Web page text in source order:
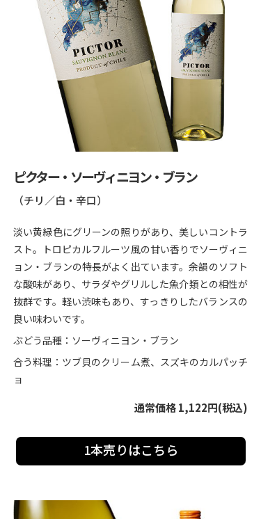
ピクター・ソーヴィニヨン・ブラン
（チリ／白・辛口）
淡い黄緑色にグリーンの照りがあり、美しいコントラ
スト。トロピカルフルーツ風の甘い香りでソーヴィニ
ョン・ブランの特長がよく出ています。余韻のソフト
な酸味があり、サラダやグリルした魚介類との相性が
抜群です。軽い渋味もあり、すっきりしたバランスの
良い味わいです。
ぶどう品種：ソーヴィニヨン・ブラン
合う料理：ツブ貝のクリーム煮、スズキのカルパッチ
ョ
通常価格 1,122円(税込)
1本売りはこちら